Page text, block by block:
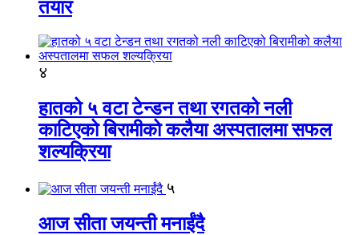
तयार
४
हातको ५ वटा टेन्डन तथा रगतको नली
काटिएको बिरामीको कलैया अस्पतालमा सफल
शल्यक्रिया
५
आज सीता जयन्ती मनाईंदै